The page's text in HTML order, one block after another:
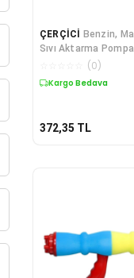
ÇERÇİCİ Benzin,
Sıvı Aktarma
(0)
Kargo Bedava
372,35 TL